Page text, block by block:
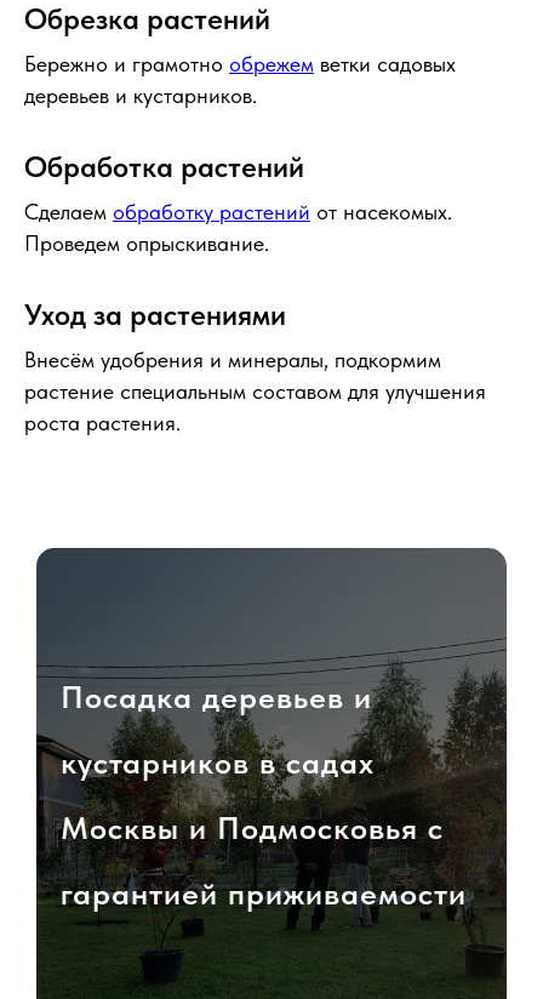
Обрезка растений
Бережно и грамотно обрежем ветки садовых
деревьев и кустарников.
Обработка растений
Сделаем обработку растений от насекомых.
Проведем опрыскивание.
Уход за растениями
Внесём удобрения и минералы, подкормим
растение специальным составом для улучшения
роста растения.
Посадка деревьев и
кустарников в садах
Москвы и Подмосковья с
гарантией приживаемости